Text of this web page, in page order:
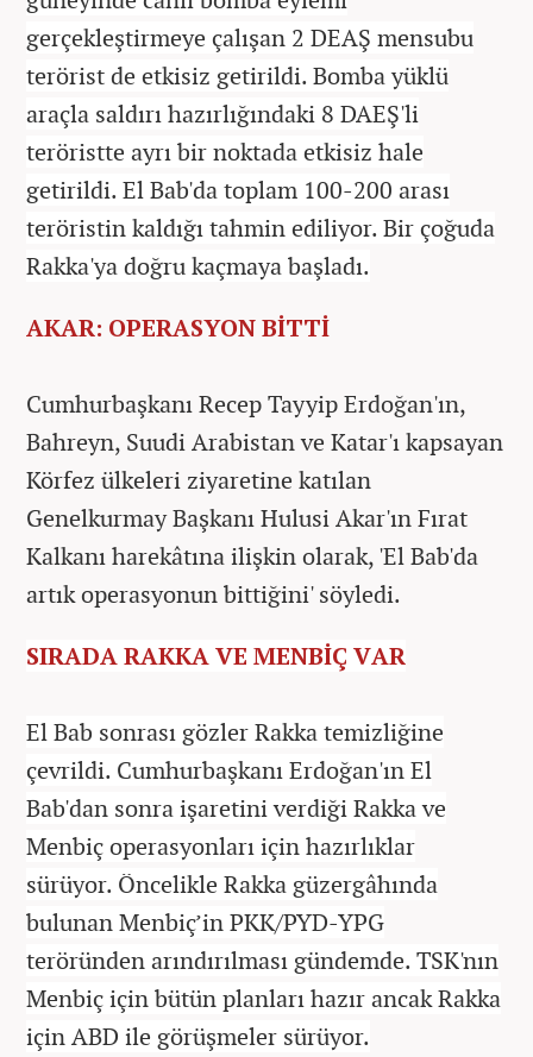
gerçekleştirmeye çalışan 2 DEAŞ mensubu
terörist de etkisiz getirildi. Bomba yüklü
araçla saldırı hazırlığındaki 8 DAEŞ'li
teröristte ayrı bir noktada etkisiz hale
getirildi. El Bab'da toplam 100-200 arası
teröristin kaldığı tahmin ediliyor. Bir çoğuda
Rakka'ya doğru kaçmaya başladı.
AKAR: OPERASYON BİTTİ
Cumhurbaşkanı Recep Tayyip Erdoğan'ın,
Bahreyn, Suudi Arabistan ve Katar'ı kapsayan
Körfez ülkeleri ziyaretine katılan
Genelkurmay Başkanı Hulusi Akar'ın Fırat
Kalkanı harekâtına ilişkin olarak, 'El Bab'da
artık operasyonun bittiğini' söyledi.
SIRADA RAKKA VE MENBİÇ VAR
El Bab sonrası gözler Rakka temizliğine
çevrildi. Cumhurbaşkanı Erdoğan'ın El
Bab'dan sonra işaretini verdiği Rakka ve
Menbiç operasyonları için hazırlıklar
sürüyor. Öncelikle Rakka güzergâhında
bulunan Menbiç’in PKK/PYD-YPG
teröründen arındırılması gündemde. TSK'nın
Menbiç için bütün planları hazır ancak Rakka
için ABD ile görüşmeler sürüyor.